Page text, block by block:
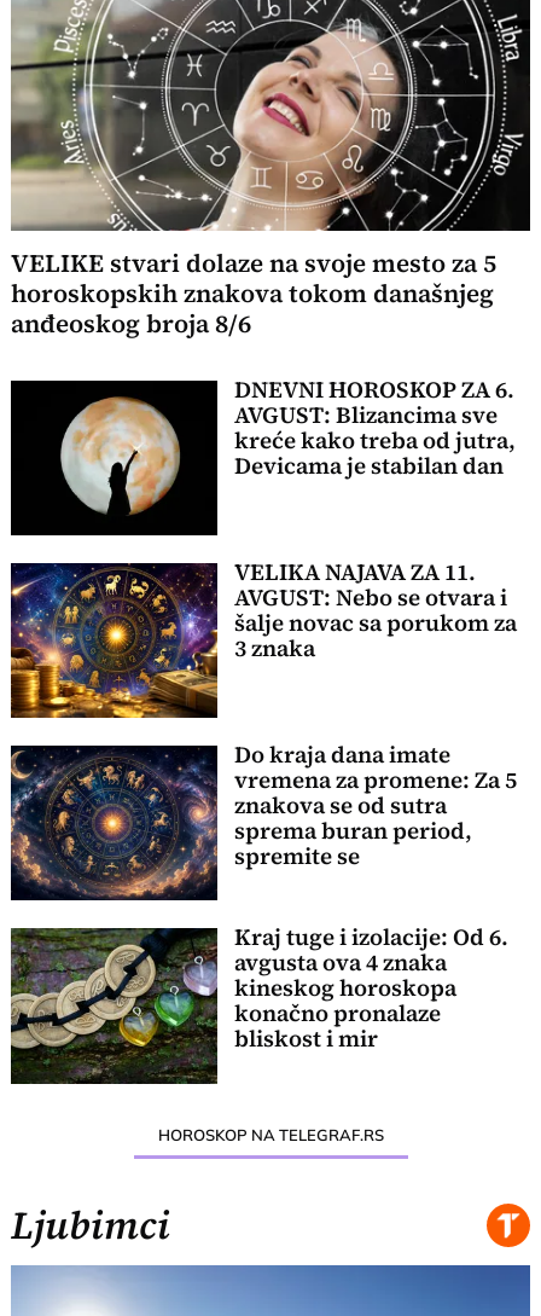
VELIKE stvari dolaze na svoje mesto za 5
horoskopskih znakova tokom današnjeg
anđeoskog broja 8/6
DNEVNI HOROSKOP ZA 6.
AVGUST: Blizancima sve
kreće kako treba od jutra,
Devicama je stabilan dan
VELIKA NAJAVA ZA 11.
AVGUST: Nebo se otvara i
šalje novac sa porukom za
3 znaka
Do kraja dana imate
vremena za promene: Za 5
znakova se od sutra
sprema buran period,
spremite se
Kraj tuge i izolacije: Od 6.
avgusta ova 4 znaka
kineskog horoskopa
konačno pronalaze
bliskost i mir
HOROSKOP NA TELEGRAF.RS
Ljubimci